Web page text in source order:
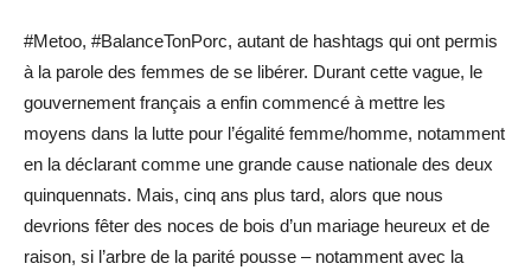
#Metoo, #BalanceTonPorc, autant de hashtags qui ont permis
à la parole des femmes de se libérer. Durant cette vague, le
gouvernement français a enfin commencé à mettre les
moyens dans la lutte pour l’égalité femme/homme, notamment
en la déclarant comme une grande cause nationale des deux
quinquennats. Mais, cinq ans plus tard, alors que nous
devrions fêter des noces de bois d’un mariage heureux et de
raison, si l’arbre de la parité pousse – notamment avec la